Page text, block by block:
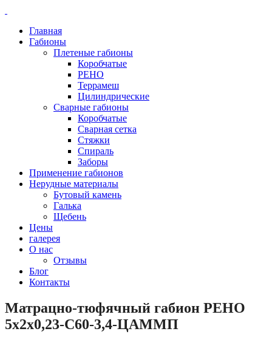
Главная
Габионы
Плетеные габионы
Коробчатые
РЕНО
Террамеш
Цилиндрические
Сварные габионы
Коробчатые
Сварная сетка
Стяжки
Спираль
Заборы
Применение габионов
Нерудные материалы
Бутовый камень
Галька
Щебень
Цены
галерея
О нас
Отзывы
Блог
Контакты
Матрацно-тюфячный габион РЕНО
5х2х0,23-С60-3,4-ЦАММП